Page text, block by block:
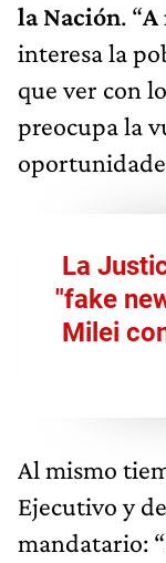
la Nación. “A
interesa la
que ver con
preocupa la
La
"fake
Milei
Al mismo
Ejecutivo y
mandatario: